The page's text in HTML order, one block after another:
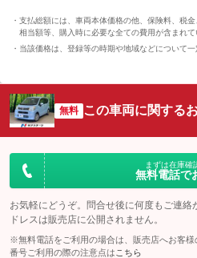
支払総額には、車両本体価格の他、保険料、税
相当額等、購入時に必要な全ての費用が含まれて
当該価格は、登録等の時期や地域などについて
無料 この車両に関する
まずは在庫確
無料電話で
お気軽にどうぞ。問合せ後に何度もご連
ドレスは販売店に公開されません。
※無料電話をご利用の場合は、販売店へお客
番号ご利用の際の注意点は こちら